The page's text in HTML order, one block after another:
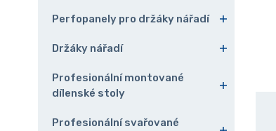
Perfopanely pro držáky nářadí
Držáky nářadí
Profesionální montované
dílenské stoly
Profesionální svařované